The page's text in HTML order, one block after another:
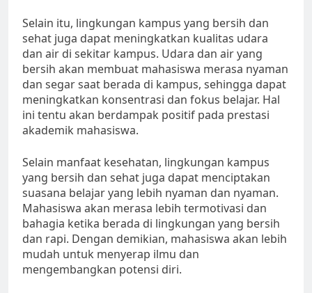
Selain itu, lingkungan kampus yang bersih dan
sehat juga dapat meningkatkan kualitas udara
dan air di sekitar kampus. Udara dan air yang
bersih akan membuat mahasiswa merasa nyaman
dan segar saat berada di kampus, sehingga dapat
meningkatkan konsentrasi dan fokus belajar. Hal
ini tentu akan berdampak positif pada prestasi
akademik mahasiswa.
Selain manfaat kesehatan, lingkungan kampus
yang bersih dan sehat juga dapat menciptakan
suasana belajar yang lebih nyaman dan nyaman.
Mahasiswa akan merasa lebih termotivasi dan
bahagia ketika berada di lingkungan yang bersih
dan rapi. Dengan demikian, mahasiswa akan lebih
mudah untuk menyerap ilmu dan
mengembangkan potensi diri.